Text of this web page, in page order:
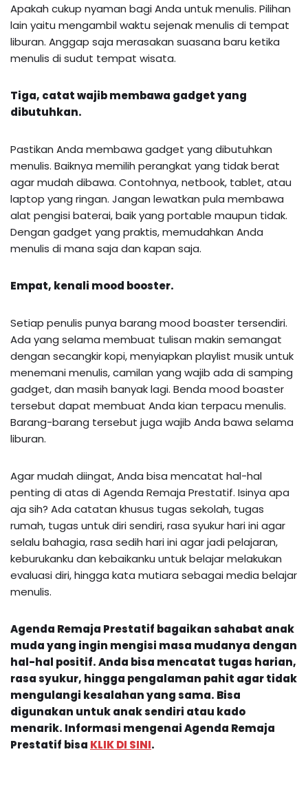
Apakah cukup nyaman bagi Anda untuk menulis. Pilihan
lain yaitu mengambil waktu sejenak menulis di tempat
liburan. Anggap saja merasakan suasana baru ketika
menulis di sudut tempat wisata.
Tiga, catat wajib membawa gadget yang
dibutuhkan.
Pastikan Anda membawa gadget yang dibutuhkan
menulis. Baiknya memilih perangkat yang tidak berat
agar mudah dibawa. Contohnya, netbook, tablet, atau
laptop yang ringan. Jangan lewatkan pula membawa
alat pengisi baterai, baik yang portable maupun tidak.
Dengan gadget yang praktis, memudahkan Anda
menulis di mana saja dan kapan saja.
Empat, kenali mood booster.
Setiap penulis punya barang mood boaster tersendiri.
Ada yang selama membuat tulisan makin semangat
dengan secangkir kopi, menyiapkan playlist musik untuk
menemani menulis, camilan yang wajib ada di samping
gadget, dan masih banyak lagi. Benda mood boaster
tersebut dapat membuat Anda kian terpacu menulis.
Barang-barang tersebut juga wajib Anda bawa selama
liburan.
Agar mudah diingat, Anda bisa mencatat hal-hal
penting di atas di Agenda Remaja Prestatif. Isinya apa
aja sih? Ada catatan khusus tugas sekolah, tugas
rumah, tugas untuk diri sendiri, rasa syukur hari ini agar
selalu bahagia, rasa sedih hari ini agar jadi pelajaran,
keburukanku dan kebaikanku untuk belajar melakukan
evaluasi diri, hingga kata mutiara sebagai media belajar
menulis.
Agenda Remaja Prestatif bagaikan sahabat anak
muda yang ingin mengisi masa mudanya dengan
hal-hal positif. Anda bisa mencatat tugas harian,
rasa syukur, hingga pengalaman pahit agar tidak
mengulangi kesalahan yang sama. Bisa
digunakan untuk anak sendiri atau kado
menarik. Informasi mengenaiAgenda Remaja
Prestatif bisa KLIK DI SINI.